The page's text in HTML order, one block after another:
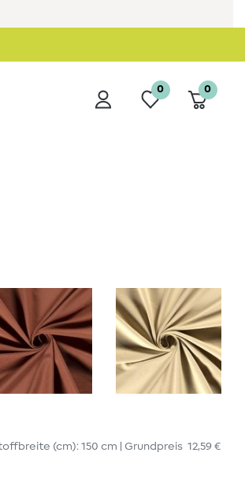
0 0
(cm): 150 cm | Grundpreis 12,59 €